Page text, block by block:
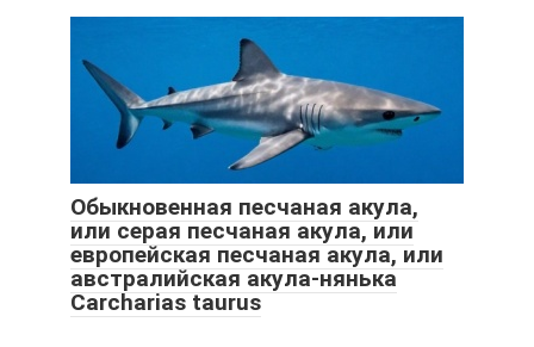
Обыкновенная песчаная акула,
или серая песчаная акула, или
европейская песчаная акула, или
австралийская акула-нянька
Carcharias taurus